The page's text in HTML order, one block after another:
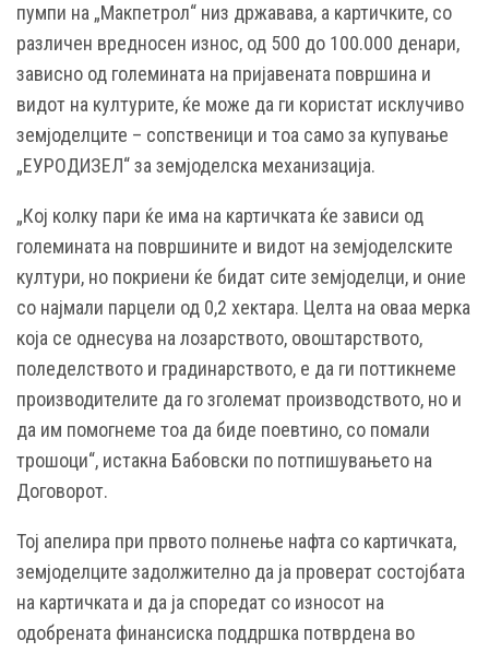
пумпи на „Макпетрол“ низ државава, а картичките, со
различен вредносен износ, од 500 до 100.000 денари,
зависно од големината на пријавената површина и
видот на културите, ќе може да ги користат исклучиво
земјоделците – сопственици и тоа само за купување
„ЕУРОДИЗЕЛ“ за земјоделска механизација.
„Кој колку пари ќе има на картичката ќе зависи од
големината на површините и видот на земјоделските
култури, но покриени ќе бидат сите земјоделци, и оние
со најмали парцели од 0,2 хектара. Целта на оваа мерка
која се однесува на лозарството, овоштарството,
поледелството и градинарството, е да ги поттикнеме
производителите да го зголемат производството, но и
да им помогнеме тоа да биде поевтино, со помали
трошоци“, истакна Бабовски по потпишувањето на
Договорот.
Тој апелира при првото полнење нафта со картичката,
земјоделците задолжително да ја проверат состојбата
на картичката и да ја споредат со износот на
одобрената финансиска поддршка потврдена во